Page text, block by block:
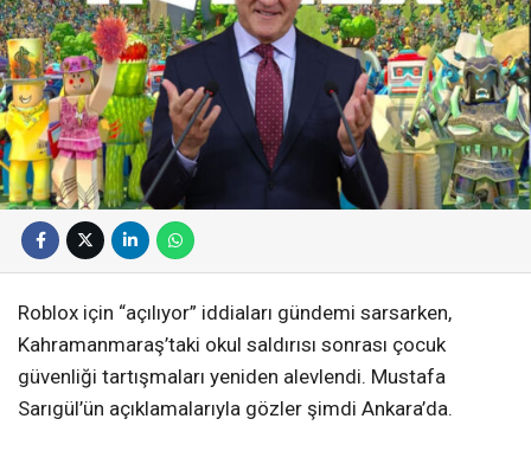
Roblox için “açılıyor” iddiaları gündemi sarsarken,
Kahramanmaraş’taki okul saldırısı sonrası çocuk
güvenliği tartışmaları yeniden alevlendi. Mustafa
Sarıgül’ün açıklamalarıyla gözler şimdi Ankara’da.